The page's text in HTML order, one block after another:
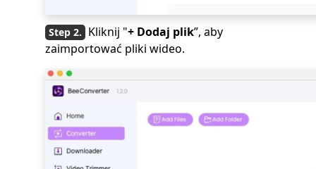
Kliknij "+ Dodaj plik”, aby
zaimportować pliki wideo.